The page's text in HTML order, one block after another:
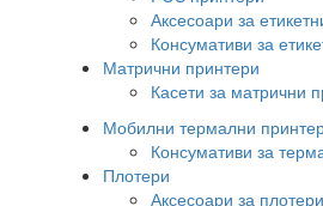
Аксесоари за
Консумативи за
Матрични принтери
Касети за матрични
Мобилни термални
Консумативи за
Плотери
Аксесоари за плотери